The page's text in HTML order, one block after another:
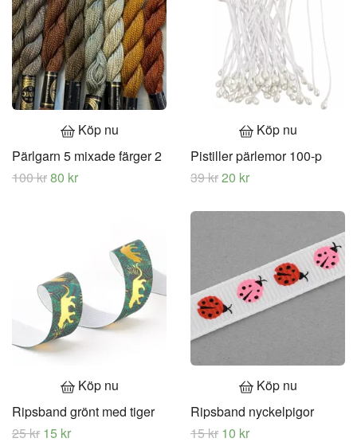
Köp nu
Pärlgarn 5 mixade färger 2
100 kr80 kr
Köp nu
Pistiller pärlemor 100-p
39 kr20 kr
Köp nu
Ripsband grönt med tiger
25 kr 15 kr
Köp nu
Ripsband nyckelpigor
15 kr 10 kr